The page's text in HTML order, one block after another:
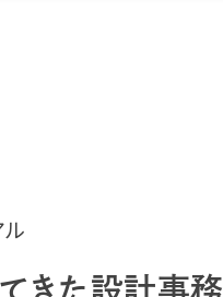
きた設計事務